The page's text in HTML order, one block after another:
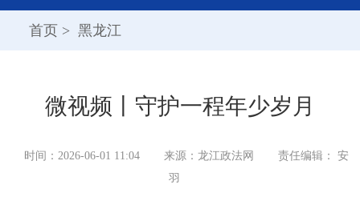
首页 > 黑龙江
微视频丨守护一程年少岁月
时间：2026-06-01 11:04 来源：龙江政法网
责任编辑： 安
羽